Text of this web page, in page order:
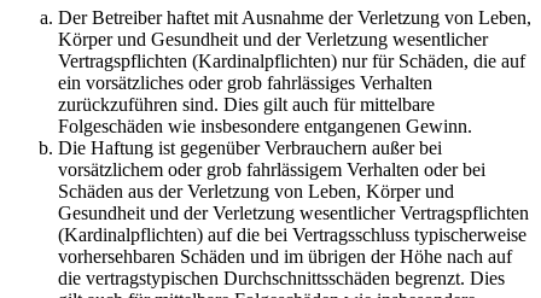
Der Betreiber haftet mit Ausnahme der Verletzung von Leben,
Körper und Gesundheit und der Verletzung wesentlicher
Vertragspflichten (Kardinalpflichten) nur für Schäden, die auf
ein vorsätzliches oder grob fahrlässiges Verhalten
zurückzuführen sind. Dies gilt auch für mittelbare
Folgeschäden wie insbesondere entgangenen Gewinn.
Die Haftung ist gegenüber Verbrauchern außer bei
vorsätzlichem oder grob fahrlässigem Verhalten oder bei
Schäden aus der Verletzung von Leben, Körper und
Gesundheit und der Verletzung wesentlicher Vertragspflichten
(Kardinalpflichten) auf die bei Vertragsschluss typischerweise
vorhersehbaren Schäden und im übrigen der Höhe nach auf
die vertragstypischen Durchschnittsschäden begrenzt. Dies